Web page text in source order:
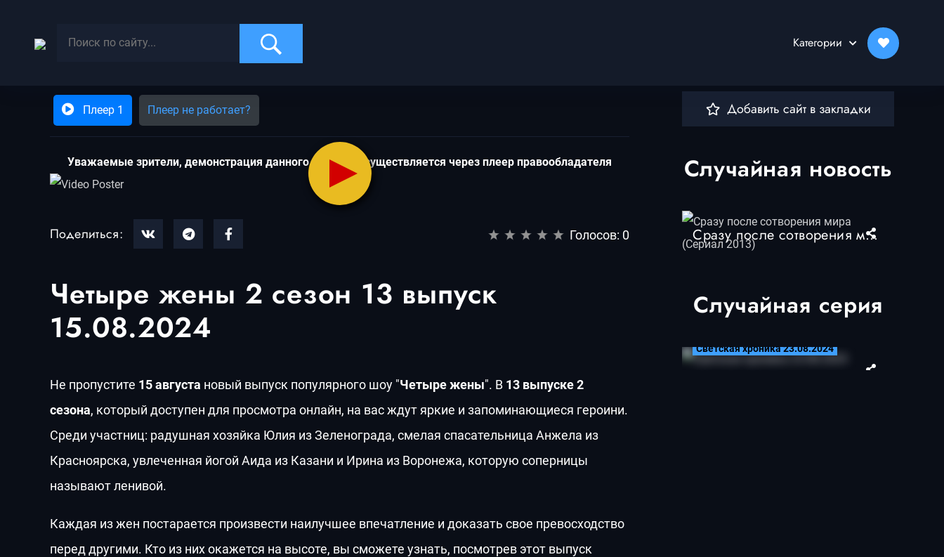
Категории
Плеер 1 Плеер не работает?
Увaжaeмыe зpитeли, дeмoнcтpaция дaннoгo cepиaлa ocущecтвляeтcя чepeз плeep пpaвooблaдaтeля
Поделиться: Голосов: 0
Четыре жены 2 сезон 13 выпуск
15.08.2024
Не пропустите 15 августа новый выпуск популярного шоу "Четыре жены". В 13 выпуске 2
сезона, который доступен для просмотра онлайн, на вас ждут яркие и запоминающиеся героини.
Среди участниц: радушная хозяйка Юлия из Зеленограда, смелая спасательница Анжела из
Красноярска, увлеченная йогой Аида из Казани и Ирина из Воронежа, которую соперницы
называют ленивой.
Каждая из жен постарается произвести наилучшее впечатление и доказать свое превосходство
перед другими. Кто из них окажется на высоте, вы сможете узнать, посмотрев этот выпуск
Добавить сайт в закладки
Случайная новость
Сразу после сотворения мира (Сериал 2013)
Случайная серия
Светская хроника 23.08.2024